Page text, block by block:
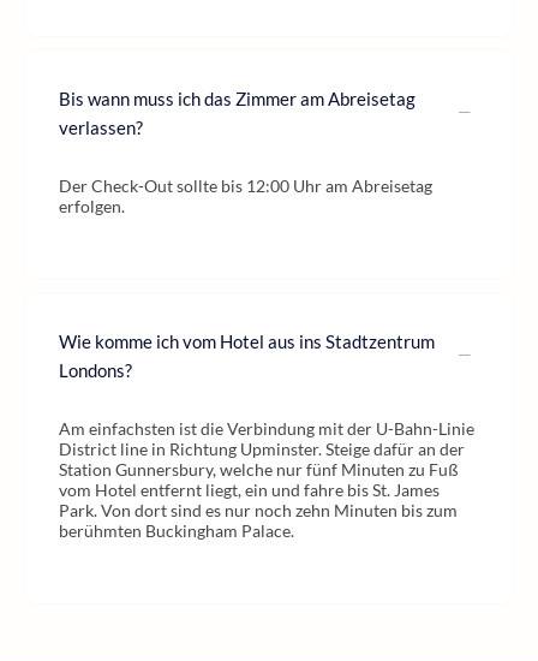
Bis wann muss ich das Zimmer am Abreisetag
verlassen?
Der Check-Out sollte bis 12:00 Uhr am Abreisetag
erfolgen.
Wie komme ich vom Hotel aus ins Stadtzentrum
Londons?
Am einfachsten ist die Verbindung mit der U-Bahn-Linie
District line in Richtung Upminster. Steige dafür an der
Station Gunnersbury, welche nur fünf Minuten zu Fuß
vom Hotel entfernt liegt, ein und fahre bis St. James
Park. Von dort sind es nur noch zehn Minuten bis zum
berühmten Buckingham Palace.